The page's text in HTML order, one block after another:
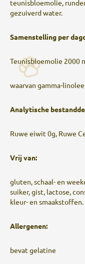
teunisbloemolie,
gezuiverd water.
Samenstelling per
Teunisbloemolie 2000
waarvan gamma-
Analytische
Ruwe eiwit 0g, Ruwe
Vrij van:
gluten, schaal- en
suiker, gist, lactose,
kleur- en smaakstoffen.
Allergenen:
bevat gelatine